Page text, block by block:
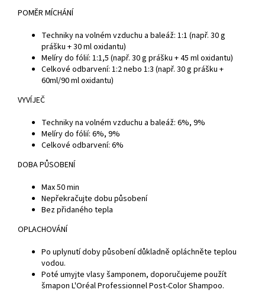
POMĚR MÍCHÁNÍ
Techniky na volném vzduchu a baleáž: 1:1 (např. 30 g
prášku + 30 ml oxidantu)
Melíry do fólií: 1:1,5 (např. 30 g prášku + 45 ml oxidantu)
Celkové odbarvení: 1:2 nebo 1:3 (např. 30 g prášku +
60ml/90 ml oxidantu)
VYVÍJEČ
Techniky na volném vzduchu a baleáž: 6%, 9%
Melíry do fólií: 6%, 9%
Celkové odbarvení: 6%
DOBA PŮSOBENÍ
Max 50 min
Nepřekračujte dobu působení
Bez přidaného tepla
OPLACHOVÁNÍ
Po uplynutí doby působení důkladně opláchněte teplou
vodou.
Poté umyjte vlasy šamponem, doporučujeme použít
šmapon L'Oréal Professionnel Post-Color Shampoo.